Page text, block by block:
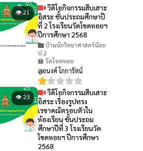
👁 21
วีดีโอกิจกรรมสืบเสาะ
อิสระ ชั้นประถมศึกษาปี
ที่ 2 โรงเรียนวัดโขดหอยฯ
ปีการศึกษา 2568
บ้านนักวิทยาศาสตร์น้อย
ป.2
🏫 วัดโขดหอย
@อนงค์ โกการัตน์
👁 23
วีดีโอกิจกรรมสืบเสาะ
อิสระ เรื่องรูปทรง
เรขาคณิตรอบตัวใน
ห้องเรียน ชั้นประถม
ศึกษาปีที่ 3 โรงเรียนวัด
โขดหอยฯ ปีการศึกษา
2568